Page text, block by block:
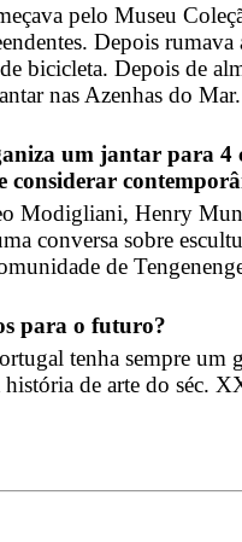
pelo Museu
Depois
bicicleta. Depois de
nas Azenhas do Mar.
um jantar para 4
Modigliani, Henry
conversa sobre
de
para o futuro?
tenha sempre um
história de arte do séc.